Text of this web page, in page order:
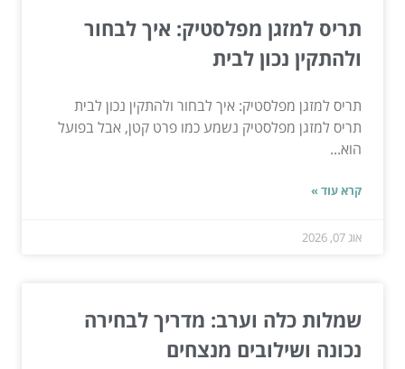
תריס למזגן מפלסטיק: איך לבחור
ולהתקין נכון לבית
תריס למזגן מפלסטיק: איך לבחור ולהתקין נכון לבית
תריס למזגן מפלסטיק נשמע כמו פרט קטן, אבל בפועל
הוא...
קרא עוד »
אוג 07, 2026
שמלות כלה וערב: מדריך לבחירה
נכונה ושילובים מנצחים